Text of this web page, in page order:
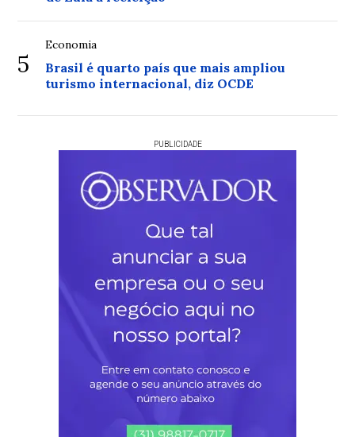
5
Economia
Brasil é quarto país que mais ampliou
turismo internacional, diz OCDE
PUBLICIDADE